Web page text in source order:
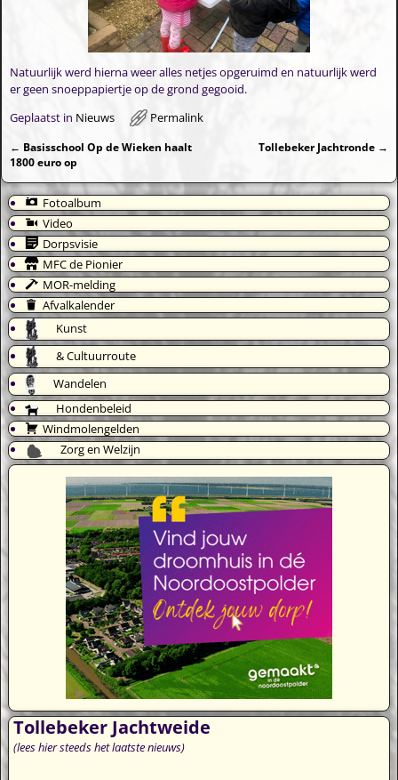
Natuurlijk werd hierna weer alles netjes opgeruimd en natuurlijk werd
er geen snoeppapiertje op de grond gegooid.
Geplaatst in Nieuws Permalink
Bericht navigatie
← Basisschool Op de Wieken haalt
1800 euro op
Tollebeker Jachtronde →
Fotoalbum
Video
Dorpsvisie
MFC de Pionier
MOR-melding
Afvalkalender
Kunst
& Cultuurroute
Wandelen
Hondenbeleid
Windmolengelden
Zorg en Welzijn
Tollebeker Jachtweide
(lees hier steeds het laatste nieuws)